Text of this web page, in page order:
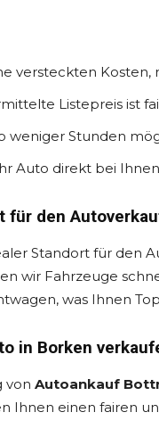
versteckten Kosten,
Listepreis ist
weniger Stunden
Auto direkt bei
für den
Standort für den
wir Fahrzeuge
was Ihnen
in Borken
von Autoankauf
Ihnen einen fairen